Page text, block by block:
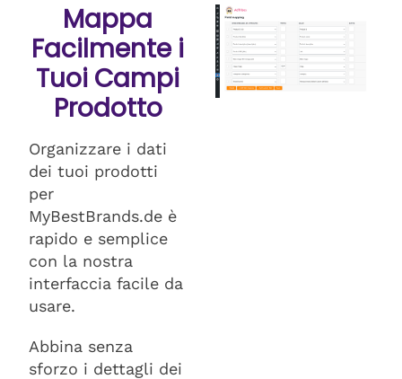
Mappa
Facilmente i
Tuoi Campi
Prodotto
Organizzare i dati
dei tuoi prodotti
per
MyBestBrands.de è
rapido e semplice
con la nostra
interfaccia facile da
usare.
Abbina senza
sforzo i dettagli dei